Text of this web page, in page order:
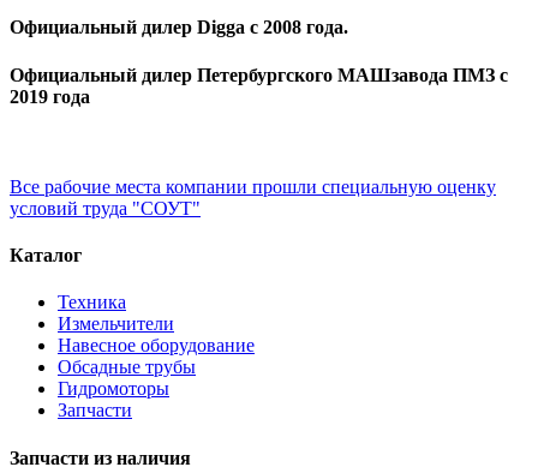
Официальный дилер Digga с 2008 года.
Официальный дилер Петербургского МАШзавода ПМЗ с
2019 года
Все рабочие места компании прошли специальную оценку
условий труда "СОУТ"
Каталог
Техника
Измельчители
Навесное оборудование
Обсадные трубы
Гидромоторы
Запчасти
Запчасти из наличия